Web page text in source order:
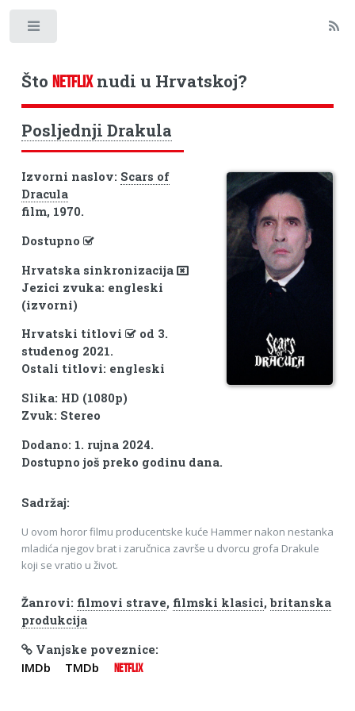
Što NETFLIXnudi u Hrvatskoj?
Posljednji Drakula
Izvorni naslov: Scars of
Dracula
film, 1970.
Dostupno
Hrvatska sinkronizacija
Jezici zvuka: engleski
(izvorni)
Hrvatski titlovi
od 3.
studenog 2021.
Ostali titlovi: engleski
Slika: HD (1080p)
Zvuk: Stereo
Dodano: 1. rujna 2024.
Dostupno još preko godinu dana.
Sadržaj:
U ovom horor filmu producentske kuće Hammer nakon nestanka
mladića njegov brat i zaručnica završe u dvorcu grofa Drakule
koji se vratio u život.
Žanrovi: filmovi strave, filmski klasici, britanska
produkcija
Vanjske poveznice:
IMDb TMDb NETFLIX